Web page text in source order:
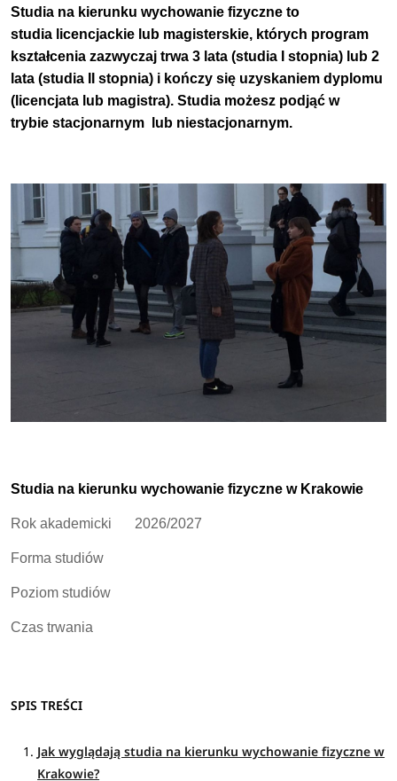
Studia na kierunku wychowanie fizyczne to
studia licencjackie lub magisterskie, których program
kształcenia zazwyczaj trwa 3 lata (studia I stopnia) lub 2
lata (studia II stopnia) i kończy się uzyskaniem dyplomu
(licencjata lub magistra).Studia możesz podjąć w
trybiestacjonarnym lub niestacjonarnym.
Studia na kierunku wychowanie fizyczne w Krakowie
Rok akademicki 2026/2027
Forma studiów
Poziom studiów
Czas trwania
SPIS TREŚCI
Jak wyglądają studia na kierunku wychowanie fizyczne w
Krakowie?